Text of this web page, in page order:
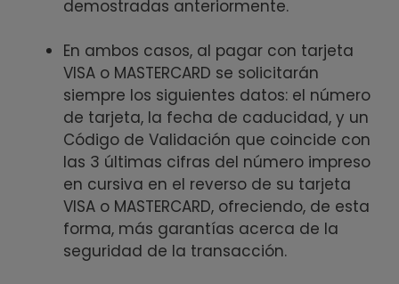
demostradas anteriormente.
En ambos casos, al pagar con tarjeta
VISA o MASTERCARD se solicitarán
siempre los siguientes datos: el número
de tarjeta, la fecha de caducidad, y un
Código de Validación que coincide con
las 3 últimas cifras del número impreso
en cursiva en el reverso de su tarjeta
VISA o MASTERCARD, ofreciendo, de esta
forma, más garantías acerca de la
seguridad de la transacción.